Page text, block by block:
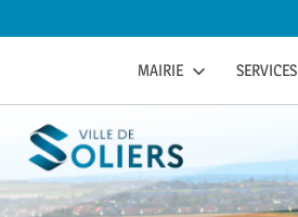
SOLIERS.FR
soliers
MAIRIE SERVICES